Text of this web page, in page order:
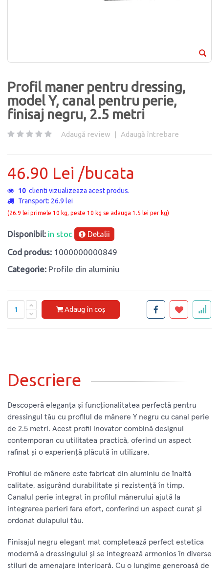
Profil maner pentru dressing,
model Y, canal pentru perie,
finisaj negru, 2.5 metri
Adaugă review | Adaugă întrebare
46.90 Lei /bucata
10 clienti vizualizeaza acest produs.
Transport: 26.9 lei
(26.9 lei primele 10 kg, peste 10 kg se adauga 1.5 lei per kg)
Disponibil: in stoc Detalii
Cod produs: 1000000000849
Categorie: Profile din aluminiu
Adaug în coș
Descriere
Descoperă eleganța și funcționalitatea perfectă pentru
dressingul tău cu profilul de mânere Y negru cu canal perie
de 2.5 metri. Acest profil inovator combină designul
contemporan cu utilitatea practică, oferind un aspect
rafinat și o experiență plăcută în utilizare.
Profilul de mânere este fabricat din aluminiu de înaltă
calitate, asigurând durabilitate și rezistență în timp.
Canalul perie integrat în profilul mânerului ajută la
integrarea perieri fara efort, conferind un aspect curat și
ordonat dulapului tău.
Finisajul negru elegant mat completează perfect estetica
modernă a dressingului și se integrează armonios în diverse
stiluri de amenajare interioară. Cu o lungime generoasă de